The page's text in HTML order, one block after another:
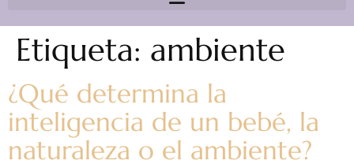
Etiqueta: ambiente
¿Qué determina la
inteligencia de un bebé, la
naturaleza o el ambiente?